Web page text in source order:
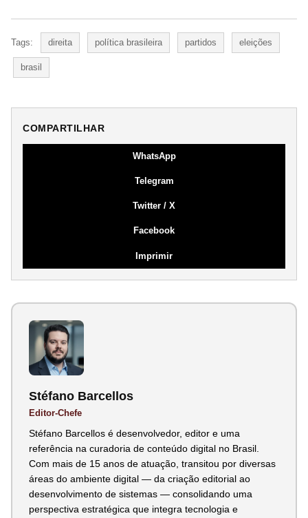
Tags: direita política brasileira partidos eleições
brasil
COMPARTILHAR
WhatsApp
Telegram
Twitter / X
Facebook
Imprimir
Stéfano Barcellos
Editor-Chefe
Stéfano Barcellos é desenvolvedor, editor e uma
referência na curadoria de conteúdo digital no Brasil.
Com mais de 15 anos de atuação, transitou por diversas
áreas do ambiente digital — da criação editorial ao
desenvolvimento de sistemas — consolidando uma
perspectiva estratégica que integra tecnologia e